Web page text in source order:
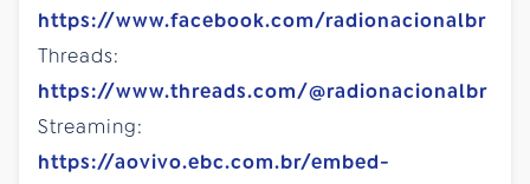
https://www.facebook.com/radionacionalbr
Threads:
https://www.threads.com/@radionacionalbr
Streaming:
https://aovivo.ebc.com.br/embed-